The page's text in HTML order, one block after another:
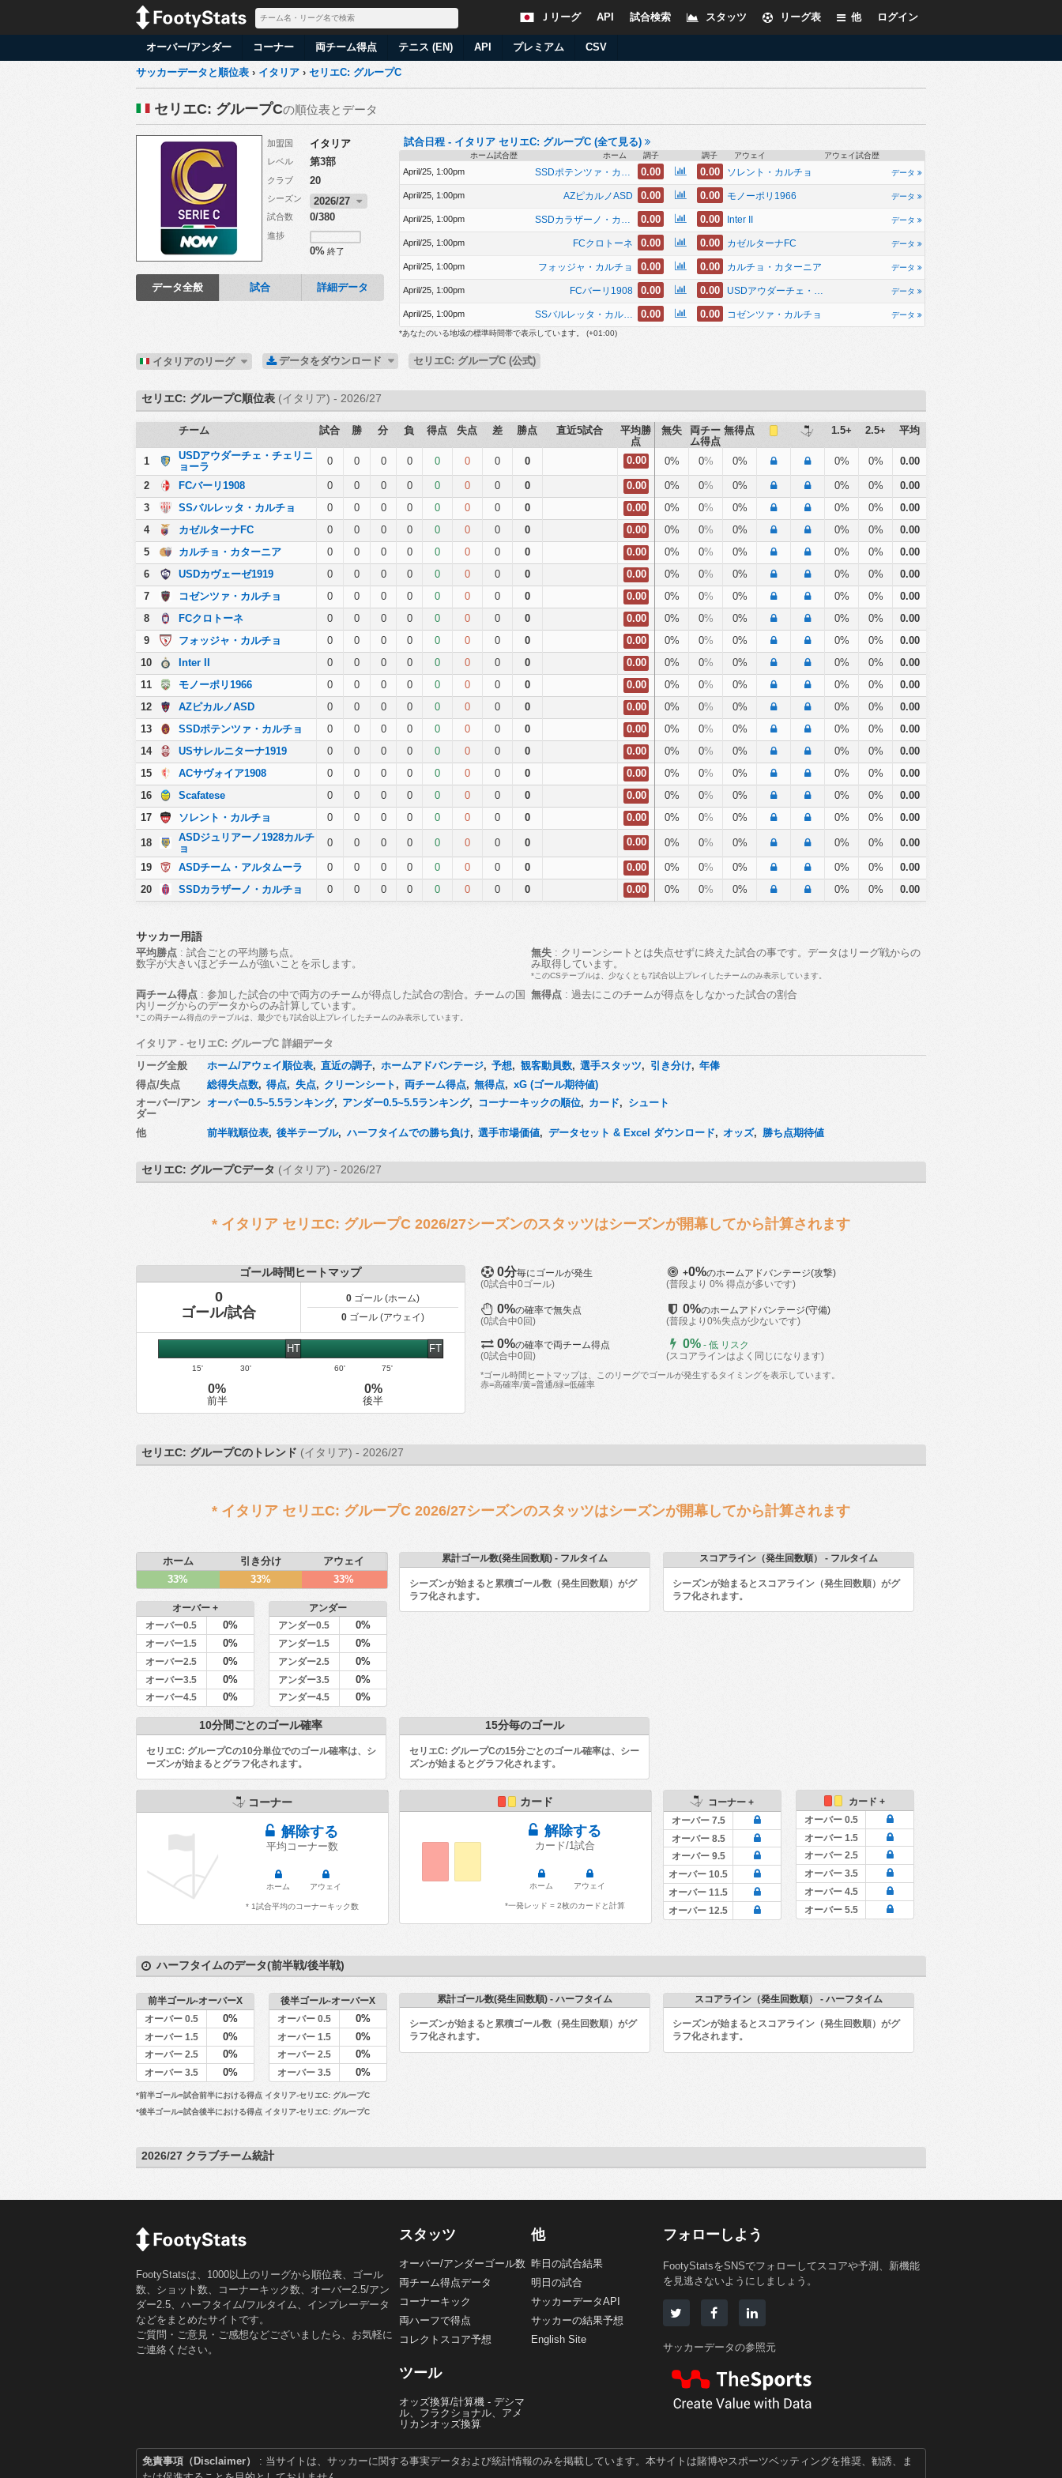
ログイン
他
リーグ表
スタッツ
試合検索
API
Ｊリーグ
オーバー/アンダー コーナー 両チーム得点 テニス (EN) API プレミアム CSV
サッカーデータと順位表 › イタリア › セリエC: グループC
セリエC: グループCの順位表とデータ
加盟国 イタリア
レベル 第3部
クラブ 20
シーズン 2026/27
試合数 0/380
進捗
0%終了
データ全般 試合 詳細データ
試合日程 - イタリア セリエC: グループC (全て見る)
ホーム試合歴 ホーム 調子 調子 アウェイ アウェイ試合歴
April/25, 1:00pm SSDポテンツァ・カルチョ 0.00 0.00 ソレント・カルチョ データ
April/25, 1:00pm AZピカルノASD 0.00 0.00 モノーポリ1966 データ
April/25, 1:00pm SSDカラザーノ・カルチョ 0.00 0.00 Inter II データ
April/25, 1:00pm FCクロトーネ 0.00 0.00 カゼルターナFC データ
April/25, 1:00pm フォッジャ・カルチョ 0.00 0.00 カルチョ・カターニア データ
April/25, 1:00pm FCバーリ1908 0.00 0.00 USDアウダーチェ・チェリニョーラ データ
April/25, 1:00pm SSバルレッタ・カルチョ 0.00 0.00 コゼンツァ・カルチョ データ
*あなたのいる地域の標準時間帯で表示しています。 (+01:00)
イタリアのリーグ データをダウンロード セリエC: グループC (公式)
セリエC: グループC順位表 (イタリア) - 2026/27
チーム 試合 勝 分 負 得点 失点 差 勝点 直近5試合
平均勝
点
無失
両チー
ム得点
無得点 1.5+ 2.5+ 平均
1
USDアウダーチェ・チェリニ
ョーラ
0 0 0 0 0 0 0 0 0.00 0% 0% 0% 0% 0% 0.00
2 FCバーリ1908 0 0 0 0 0 0 0 0 0.00 0% 0% 0% 0% 0%
0.00
3
SSバルレッタ・カルチョ 0 0 0 0 0 0 0 0 0.00 0% 0% 0% 0% 0%
0.00
4
カゼルターナFC 0 0 0 0 0 0 0 0 0.00 0% 0% 0% 0% 0%
0.00
5
カルチョ・カターニア 0 0 0 0 0 0 0 0 0.00 0% 0% 0% 0% 0%
0.00
6
USDカヴェーゼ1919 0 0 0 0 0 0 0 0 0.00 0% 0% 0% 0% 0%
0.00
7
コゼンツァ・カルチョ 0 0 0 0 0 0 0 0 0.00 0% 0% 0% 0% 0%
0.00
8
FCクロトーネ 0 0 0 0 0 0 0 0 0.00 0% 0% 0% 0% 0%
0.00
9
フォッジャ・カルチョ 0 0 0 0 0 0 0 0 0.00 0% 0% 0% 0% 0%
0.00
10
Inter II 0 0 0 0 0 0 0 0 0.00 0% 0% 0% 0% 0%
0.00
11
モノーポリ1966 0 0 0 0 0 0 0 0 0.00 0% 0% 0% 0% 0%
0.00
12
AZピカルノASD 0 0 0 0 0 0 0 0 0.00 0% 0% 0% 0% 0%
0.00
13
SSDポテンツァ・カルチョ 0 0 0 0 0 0 0 0 0.00 0% 0% 0% 0% 0%
0.00
14
USサレルニターナ1919 0 0 0 0 0 0 0 0 0.00 0% 0% 0% 0% 0%
0.00
15
ACサヴォイア1908 0 0 0 0 0 0 0 0 0.00 0% 0% 0% 0% 0%
0.00
16
Scafatese 0 0 0 0 0 0 0 0 0.00 0% 0% 0% 0% 0%
0.00
17
ソレント・カルチョ 0 0 0 0 0 0 0 0 0.00 0% 0% 0% 0% 0% 0.00
18
ASDジュリアーノ1928カルチ
ョ
0 0 0 0 0 0 0 0 0.00 0% 0% 0% 0% 0% 0.00
19 ASDチーム・アルタムーラ 0 0 0 0 0 0 0 0 0.00 0% 0% 0% 0% 0%
0.00
20
SSDカラザーノ・カルチョ 0 0 0 0 0 0 0 0 0.00 0% 0% 0% 0% 0% 0.00
サッカー用語
平均勝点 : 試合ごとの平均勝ち点。
数字が大きいほどチームが強いことを示します。
無失 : クリーンシートとは失点せずに終えた試合の事です。データはリーグ戦からの
み取得しています。
*このCSテーブルは、少なくとも7試合以上プレイしたチームのみ表示しています。
両チーム得点 : 参加した試合の中で両方のチームが得点した試合の割合。チームの国
内リーグからのデータからのみ計算しています。
*この両チーム得点のテーブルは、最少でも7試合以上プレイしたチームのみ表示しています。
無得点 : 過去にこのチームが得点をしなかった試合の割合
イタリア - セリエC: グループC 詳細データ
リーグ全般
ホーム/アウェイ順位表, 直近の調子, ホームアドバンテージ, 予想, 観客動員数, 選手スタッツ, 引き分け, 年俸
得点/失点
総得失点数, 得点, 失点, クリーンシート , 両チーム得点, 無得点, xG (ゴール期待値)
オーバー/アン
ダー
オーバー0.5~5.5ランキング, アンダー0.5~5.5ランキング, コーナーキックの順位, カード, シュート
他 前半戦順位表, 後半テーブル, ハーフタイムでの勝ち負け, 選手市場価値, データセット & Excel ダウンロード, オッズ, 勝ち点期待値
セリエC: グループCデータ (イタリア) - 2026/27
* イタリア セリエC: グループC 2026/27シーズンのスタッツはシーズンが開幕してから計算されます
ゴール時間ヒートマップ
0
ゴール/試合
0ゴール (ホーム)
0ゴール (アウェイ)
15' 30'
HT
60' 75'
FT
0%
前半
0%
後半
0分毎にゴールが発生
(0試合中0ゴール)
+0%のホームアドバンテージ(攻撃)
(普段より 0% 得点が多いです)
0%の確率で無失点
(0試合中0回)
0%のホームアドバンテージ(守備)
(普段より0%失点が少ないです)
0%の確率で両チーム得点
(0試合中0回)
0% - 低 リスク
(スコアラインはよく同じになります)
*ゴール時間ヒートマップは、このリーグでゴールが発生するタイミングを表示しています。
赤=高確率/黄=普通/緑=低確率
セリエC: グループCのトレンド (イタリア) - 2026/27
* イタリア セリエC: グループC 2026/27シーズンのスタッツはシーズンが開幕してから計算されます
ホーム 引き分け
アウェイ
33%
33% 33%
オーバー +
オーバー0.5 0%
オーバー1.5 0%
オーバー2.5 0%
オーバー3.5 0%
オーバー4.5 0%
アンダー
アンダー0.5 0%
アンダー1.5 0%
アンダー2.5 0%
アンダー3.5 0%
アンダー4.5 0%
累計ゴール数(発生回数順) - フルタイム
シーズンが始まると累積ゴール数（発生回数順）がグ
ラフ化されます。
スコアライン（発生回数順） - フルタイム
シーズンが始まるとスコアライン（発生回数順）がグ
ラフ化されます。
10分間ごとのゴール確率
セリエC: グループCの10分単位でのゴール確率は、シ
ーズンが始まるとグラフ化されます。
15分毎のゴール
セリエC: グループCの15分ごとのゴール確率は、シー
ズンが始まるとグラフ化されます。
コーナー
解除する
平均コーナー数
ホーム アウェイ
* 1試合平均のコーナーキック数
カード
解除する
カード/1試合
ホーム アウェイ
*一発レッド = 2枚のカードと計算
コーナー +
オーバー 7.5
オーバー 8.5
オーバー 9.5
オーバー 10.5
オーバー 11.5
オーバー 12.5
カード +
オーバー 0.5
オーバー 1.5
オーバー 2.5
オーバー 3.5
オーバー 4.5
オーバー 5.5
ハーフタイムのデータ(前半戦/後半戦)
前半ゴール-オーバーX
オーバー 0.5 0%
オーバー 1.5 0%
オーバー 2.5 0%
オーバー 3.5 0%
後半ゴール-オーバーX
オーバー 0.5 0%
オーバー 1.5 0%
オーバー 2.5 0%
オーバー 3.5 0%
*前半ゴール=試合前半における得点 イタリア-セリエC: グループC
*後半ゴール=試合後半における得点 イタリア-セリエC: グループC
累計ゴール数(発生回数順) - ハーフタイム
シーズンが始まると累積ゴール数（発生回数順）がグ
ラフ化されます。
スコアライン（発生回数順） - ハーフタイム
シーズンが始まるとスコアライン（発生回数順）がグ
ラフ化されます。
2026/27 クラブチーム統計
FootyStatsは、1000以上のリーグから順位表、ゴール
数、ショット数、コーナーキック数、オーバー2.5/アン
ダー2.5、ハーフタイム/フルタイム、インプレーデータ
などをまとめたサイトです。
ご質問・ご意見・ご感想などございましたら、お気軽に
ご連絡ください。
スタッツ
オーバー/アンダーゴール数
両チーム得点データ
コーナーキック
両ハーフで得点
コレクトスコア予想
ツール
オッズ換算/計算機 - デシマ
ル、フラクショナル、アメ
リカンオッズ換算
他
昨日の試合結果
明日の試合
サッカーデータAPI
サッカーの結果予想
English Site
フォローしよう
FootyStatsをSNSでフォローしてスコアや予測、新機能
を見逃さないようにしましょう。
サッカーデータの参照元
免責事項（Disclaimer）
: 当サイトは、サッカーに関する事実データおよび統計情報のみを掲載しています。本サイトは賭博やスポーツベッティングを推奨、勧誘、ま